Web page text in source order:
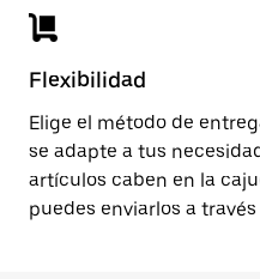
Flexibilidad
Elige el método de
se adapte a tus
artículos caben en la
puedes enviarlos a